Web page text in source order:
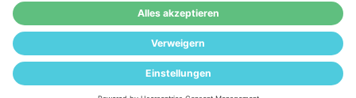
Das Angebot von tonermacher.de richtet sich
nicht an Wiederverkäufer. Wenn Sie Wiederverkäufer sind,
registrieren Sie sich bitte in unserem Händler-Portal
www.tonerhersteller.de